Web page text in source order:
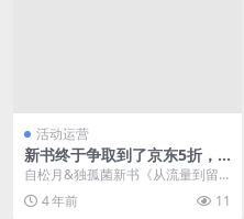
活动运营
新书终于争取到了京东5折，
仅限3天！
自松月&独孤菌新书《从流量到留
量：让你的产品实现低成本持续增
长》正式发售...
4 年前 11